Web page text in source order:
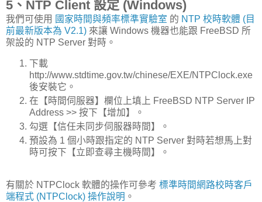
5、NTP Client 設定 (Windows)
我們可使用 國家時間與頻率標準實驗室 的 NTP 校時軟體 (目
前最新版本為 V2.1) 來讓 Windows 機器也能跟 FreeBSD 所
架設的 NTP Server 對時。
下載
http://www.stdtime.gov.tw/chinese/EXE/NTPClock.exe
後安裝它。
在【時間伺服器】欄位上填上 FreeBSD NTP Server IP
Address >> 按下【增加】。
勾選【信任未同步伺服器時間】。
預設為 1 個小時跟指定的 NTP Server 對時若想馬上對
時可按下【立即查尋主機時間】。
有關於 NTPClock 軟體的操作可參考 標準時間網路校時客戶
端程式 (NTPClock) 操作說明 。